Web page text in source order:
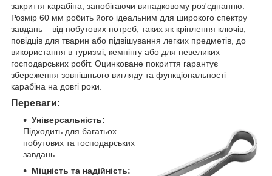
закриття карабіна, запобігаючи випадковому роз'єднанню.
Розмір 60 мм робить його ідеальним для широкого спектру
завдань – від побутових потреб, таких як кріплення ключів,
повідців для тварин або підвішування легких предметів, до
використання в туризмі, кемпінгу або для невеликих
господарських робіт. Оцинковане покриття гарантує
збереження зовнішнього вигляду та функціональності
карабіна на довгі роки.
Переваги:
Універсальність:
Підходить для багатьох
побутових та господарських
завдань.
Міцність та надійність: